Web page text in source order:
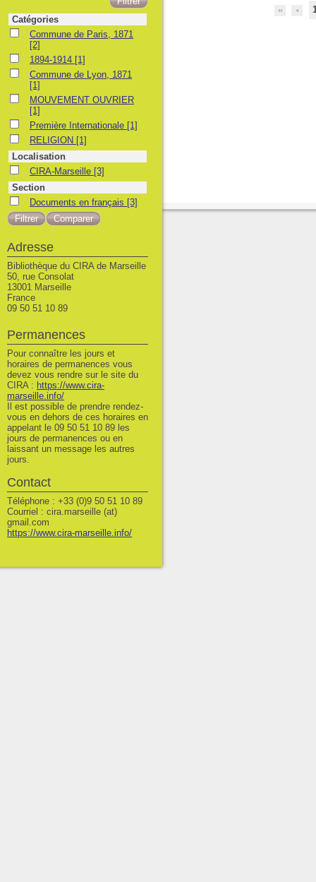
Catégories
Commune de Paris, 1871
Commune de Paris, 1871
[2]
1894-19141894-1914 [1]
Commune de Lyon, 1871
Commune de Lyon, 1871
[1]
MOUVEMENT OUVRIER
MOUVEMENT OUVRIER
[1]
Première Internationale
Première Internationale [1]
RELIGION
RELIGION [1]
Localisation
CIRA-Marseille
CIRA-Marseille [3]
Section
Documents en français
Documents en français [3]
Adresse
Bibliothèque du CIRA de Marseille
50, rue Consolat
13001 Marseille
France
09 50 51 10 89
Permanences
Pour connaître les jours et
horaires de permanences vous
devez vous rendre sur le site du
CIRA : https://www.cira-
marseille.info/
Il est possible de prendre rendez-
vous en dehors de ces horaires en
appelant le 09 50 51 10 89 les
jours de permanences ou en
laissant un message les autres
jours.
Contact
Téléphone : +33 (0)9 50 51 10 89
Courriel : cira.marseille (at)
gmail.com
https://www.cira-marseille.info/